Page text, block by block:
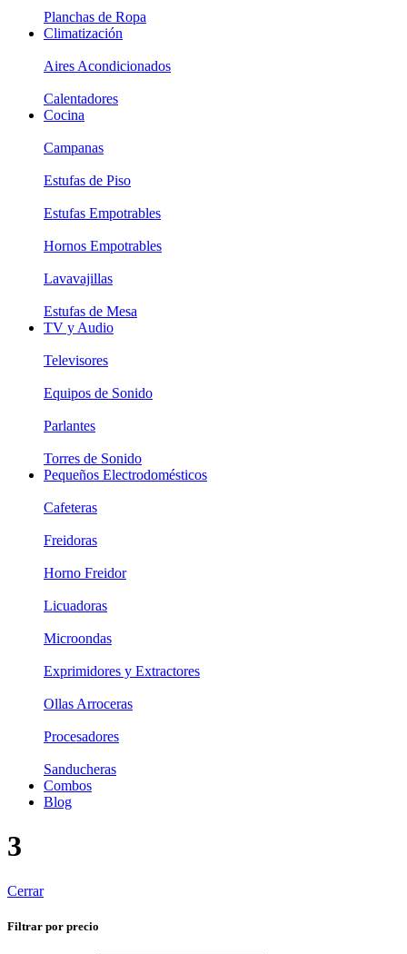
Planchas de Ropa
Climatización
Aires Acondicionados
Calentadores
Cocina
Campanas
Estufas de Piso
Estufas Empotrables
Hornos Empotrables
Lavavajillas
Estufas de Mesa
TV y Audio
Televisores
Equipos de Sonido
Parlantes
Torres de Sonido
Pequeños Electrodomésticos
Cafeteras
Freidoras
Horno Freidor
Licuadoras
Microondas
Exprimidores y Extractores
Ollas Arroceras
Procesadores
Sanducheras
Combos
Blog
3
Cerrar
Filtrar por precio